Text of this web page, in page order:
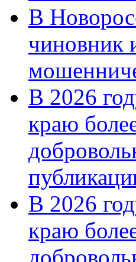
В
чиновник
В 2026
краю
В 2026
краю